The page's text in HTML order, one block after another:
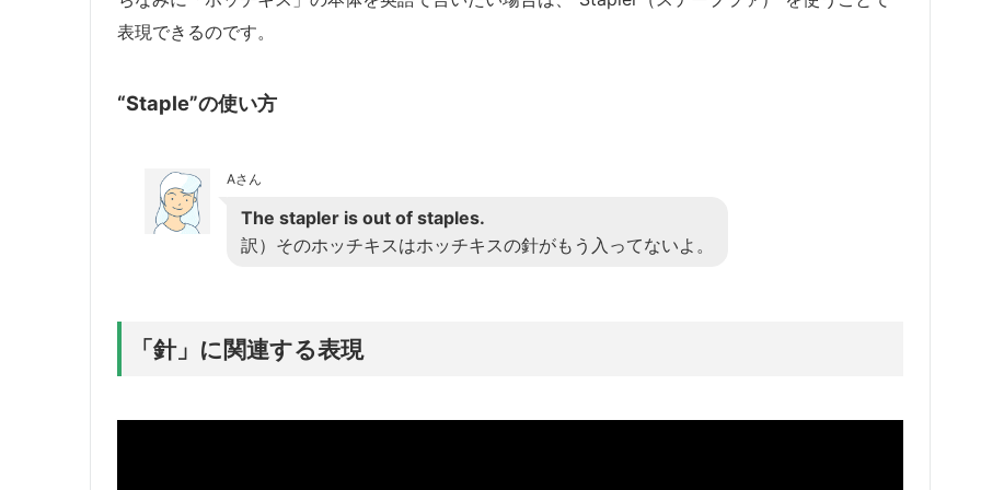
表現できるのです。
“Staple”の使い方
Aさん
The stapler is out of staples.
訳）そのホッチキスはホッチキスの針がもう入ってないよ。
「針」に関連する表現